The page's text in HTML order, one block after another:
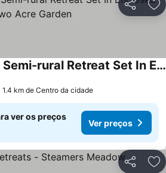
Partilhar
Foxglove Kabyn - Semi-rural Retreat Set In Enclosed Two Acre Garden
1.4 km de Centro da cidade
ver os preços
Ver preços
Partilhar